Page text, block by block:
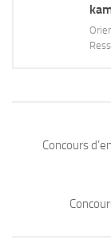
Concours